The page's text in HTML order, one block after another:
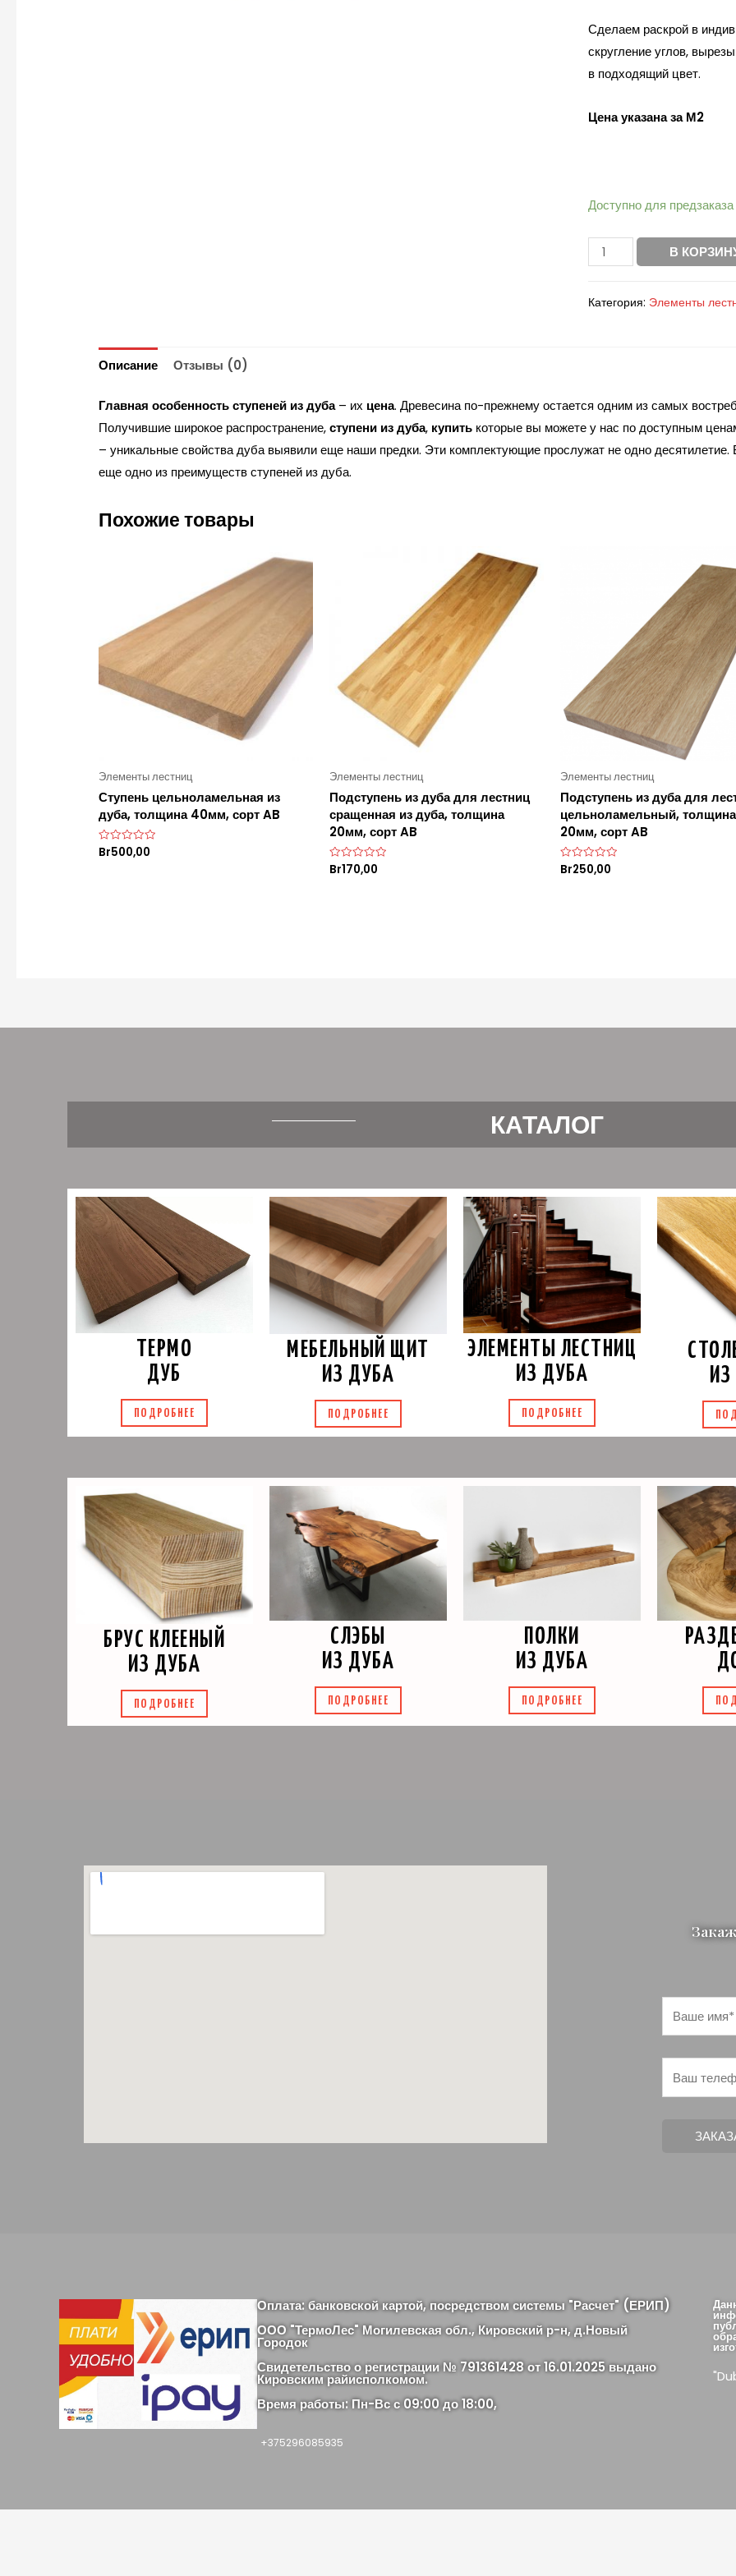
Сделаем раскрой в
скругление углов,
в подходящий цвет.
Цена указана за М2
Доступно для предзаказа
В
Категория: Элементы
Описание Отзывы (0)
Главная особенностьступеней из дуба– их цена. Древесина по-прежнему остается одним из самых
Получившие широкое распространение,ступени из дуба, купить которые вы можете у нас по доступным
– уникальные свойства дуба выявили еще наши предки. Эти комплектующие прослужат не одно десятилетие.
еще одно из преимуществ ступеней из дуба.
Похожие товары
Элементы лестниц
Ступень цельноламельная из
дуба, толщина 40мм, сорт AB
О
Br500,00
Элементы лестниц
Подступень из дуба для лестниц
сращенная из дуба, толщина
20мм, сорт AB
О
Br170,00
Элементы лестниц
Подступень из дуба для
цельноламельный, толщина
20мм, сорт AB
О
Br250,00
КАТАЛОГ
ТЕРМО
ДУБ
ПОДРОБНЕЕ
МЕБЕЛЬНЫЙ ЩИТ
ИЗ ДУБА
ПОДРОБНЕЕ
ЭЛЕМЕНТЫ ЛЕСТНИЦ
ИЗ ДУБА
ПОДРОБНЕЕ
БРУС КЛЕЕНЫЙ
ИЗ ДУБА
ПОДРОБНЕЕ
СЛЭБЫ
ИЗ ДУБА
ПОДРОБНЕЕ
ПОЛКИ
ИЗ ДУБА
ПОДРОБНЕЕ
Оплата: банковской картой, посредством системы "Расчет" (ЕРИП)
ООО "ТермоЛес" Могилевская обл., Кировский р-н, д.Новый
Городок
Свидетельство о регистрации № 791361428 от 16.01.2025 выдано
Кировским райисполкомом.
Время работы: Пн-Вс с 09:00 до 18:00,
+375296085935